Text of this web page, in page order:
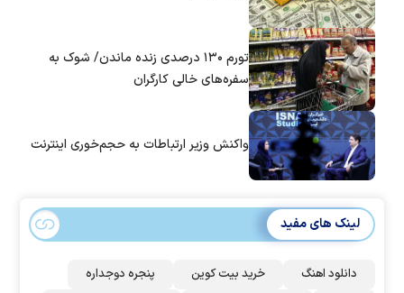
تورم ۱۳۰ درصدی زنده ماندن/ شوک به
سفره‌های خالی کارگران
واکنش وزیر ارتباطات به حجم‌خوری اینترنت
لینک های مفید
دانلود اهنگ خرید بیت کوین
پنجره دوجداره